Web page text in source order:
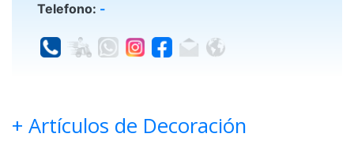
Telefono: -
+ Artículos de Decoración